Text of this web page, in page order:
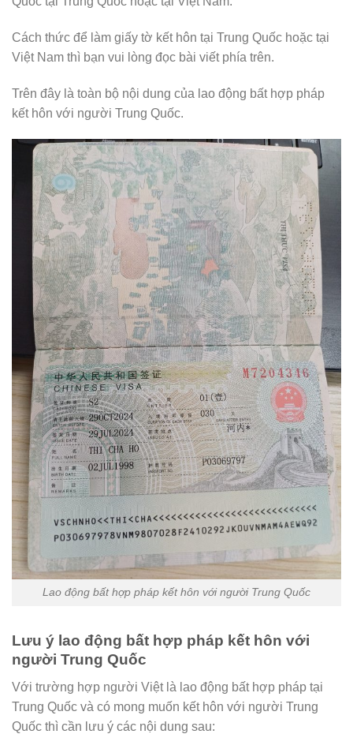
Cách thức để làm giấy tờ kết hôn tại Trung Quốc hoặc tại
Việt Nam thì bạn vui lòng đọc bài viết phía trên.
Trên đây là toàn bộ nội dung của lao động bất hợp pháp
kết hôn với người Trung Quốc.
Lao động bất hợp pháp kết hôn với người Trung Quốc
Lưu ý lao động bất hợp pháp kết hôn với
người Trung Quốc
Với trường hợp người Việt là lao động bất hợp pháp tại
Trung Quốc và có mong muốn kết hôn với người Trung
Quốc thì cần lưu ý các nội dung sau: